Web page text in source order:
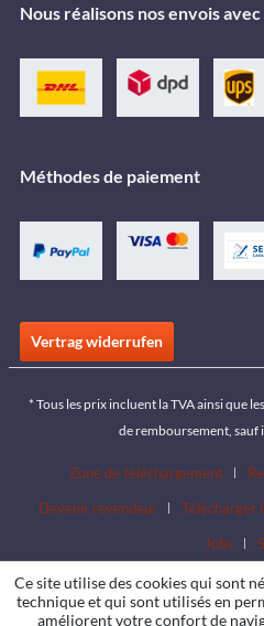
Nous réalisons nos envois avec
Méthodes de paiement
Vertrag widerrufen
* Tous les prix incluent la TVA ainsi que les
de remboursement,
Zone de téléchargement
Devenir revendeur
Télécharger
Jobs
Ce site utilise des cookies qui sont
technique et qui sont utilisés en
améliorent votre confort de